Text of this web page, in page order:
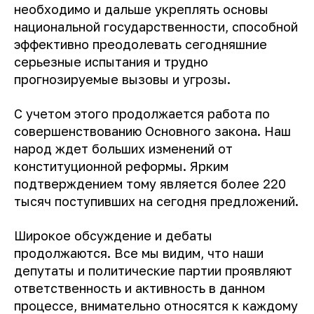
необходимо и дальше укреплять основы
национальной государственности, способной
эффективно преодолевать сегодняшние
серьезные испытания и трудно
прогнозируемые вызовы и угрозы.
С учетом этого продолжается работа по
совершенствованию Основного закона. Наш
народ ждет больших изменений от
конституционной реформы. Ярким
подтверждением тому является более 220
тысяч поступивших на сегодня предложений.
Широкое обсуждение и дебаты
продолжаются. Все мы видим, что наши
депутаты и политические партии проявляют
ответственность и активность в данном
процессе, внимательно относятся к каждому